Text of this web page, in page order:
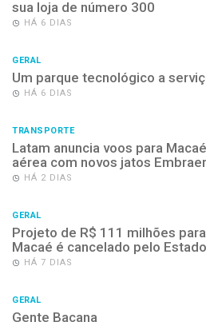
sua loja de número 300
HÁ 6 DIAS
GERAL
Um parque tecnológico a
HÁ 6 DIAS
TRANSPORTE
Latam anuncia voos para
aérea com novos jatos Embraer
HÁ 2 DIAS
GERAL
Projeto de R$ 111 milhões
Macaé é cancelado pelo Estado
HÁ 7 DIAS
GERAL
Gente Bacana